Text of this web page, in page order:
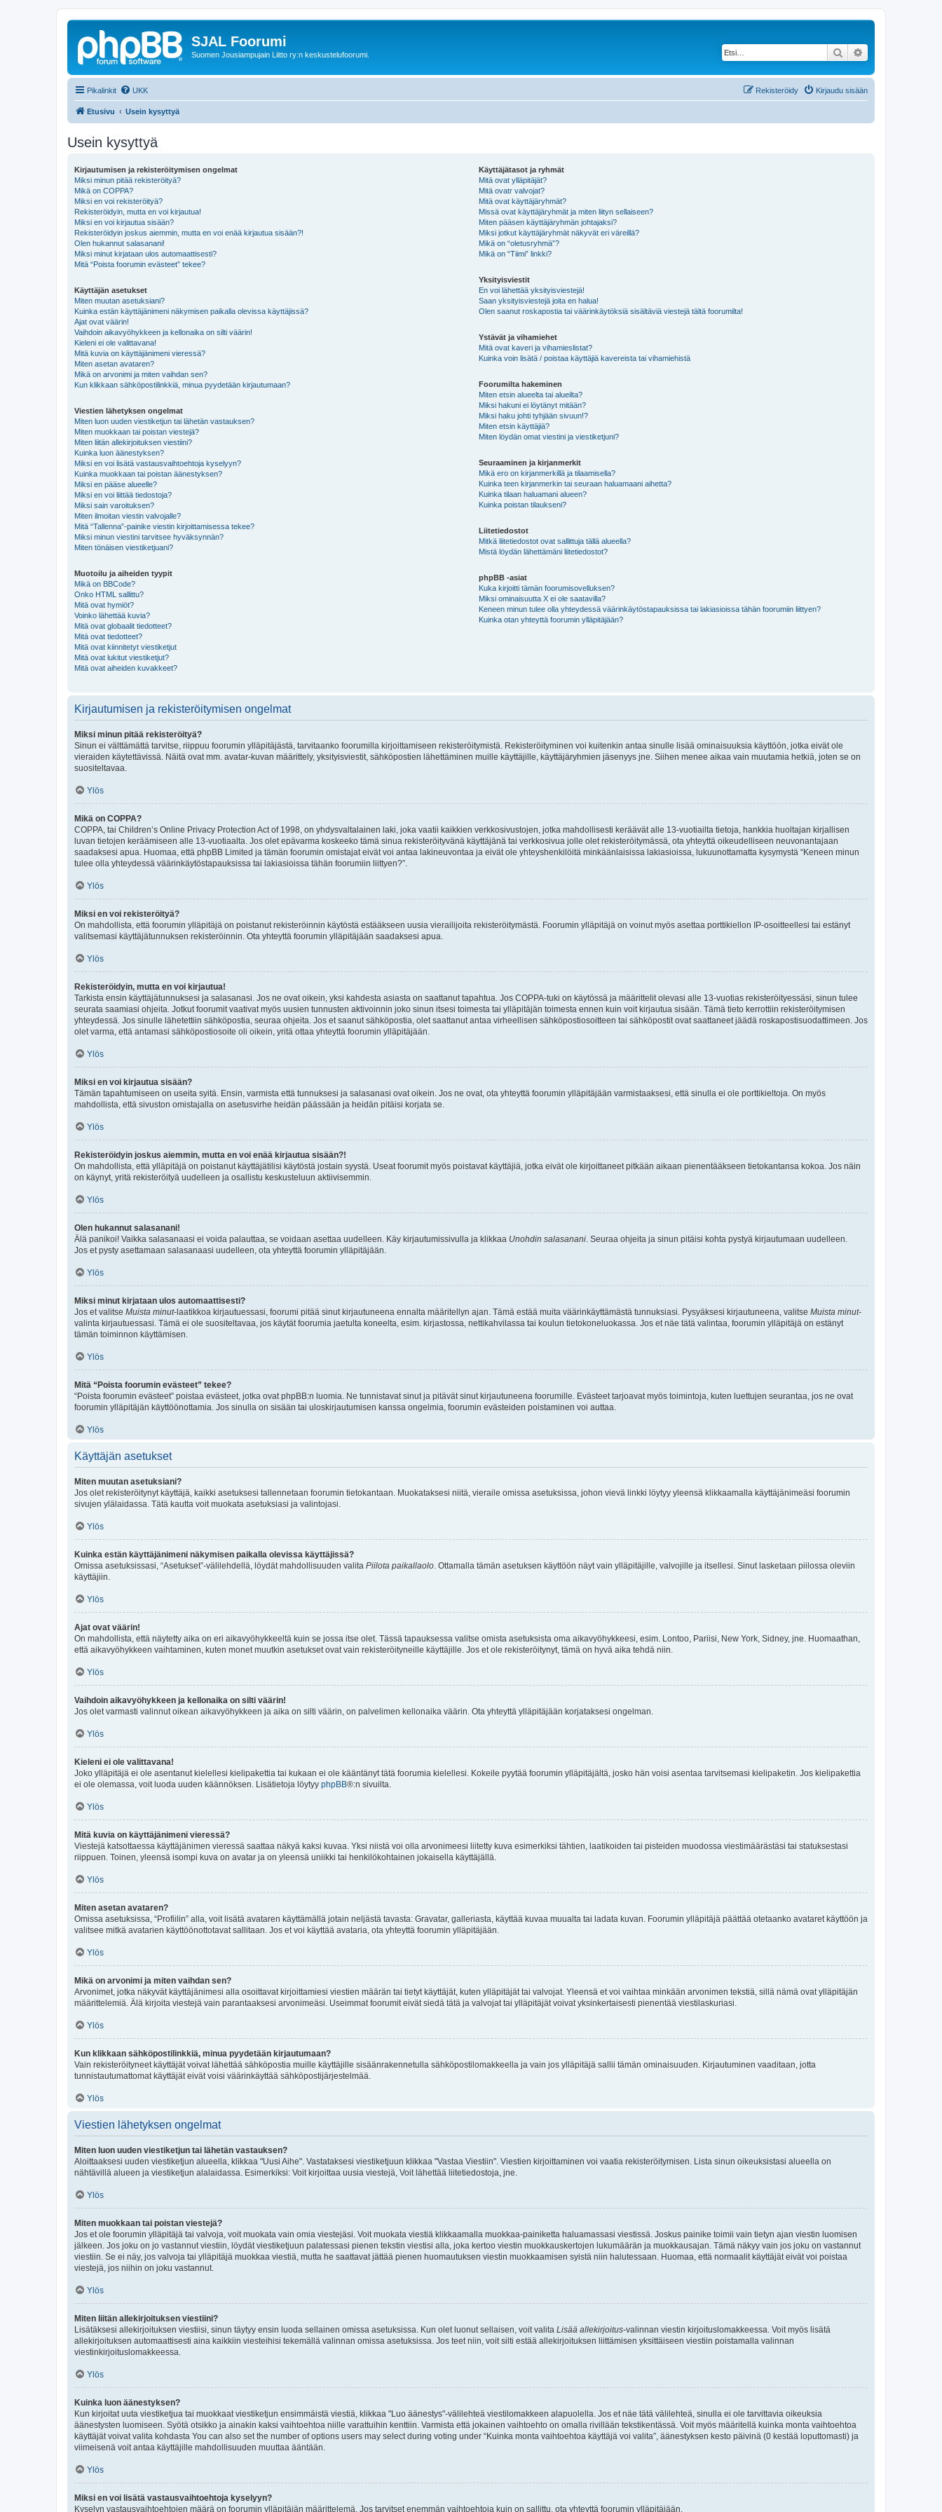
SJAL Foorumi
Suomen Jousiampujain Liitto ry:n keskustelufoorumi. Etsi
Pikalinkit UKK Kirjaudu sisään
Rekisteröidy
Etusivu Usein kysyttyä
Usein kysyttyä
Kirjautumisen ja rekisteröitymisen ongelmat
Miksi minun pitää rekisteröityä?
Mikä on COPPA?
Miksi en voi rekisteröityä?
Rekisteröidyin, mutta en voi kirjautua!
Miksi en voi kirjautua sisään?
Rekisteröidyin joskus aiemmin, mutta en voi enää kirjautua sisään?!
Olen hukannut salasanani!
Miksi minut kirjataan ulos automaattisesti?
Mitä “Poista foorumin evästeet” tekee?
Käyttäjän asetukset
Miten muutan asetuksiani?
Kuinka estän käyttäjänimeni näkymisen paikalla olevissa käyttäjissä?
Ajat ovat väärin!
Vaihdoin aikavyöhykkeen ja kellonaika on silti väärin!
Kieleni ei ole valittavana!
Mitä kuvia on käyttäjänimeni vieressä?
Miten asetan avataren?
Mikä on arvonimi ja miten vaihdan sen?
Kun klikkaan sähköpostilinkkiä, minua pyydetään kirjautumaan?
Viestien lähetyksen ongelmat
Miten luon uuden viestiketjun tai lähetän vastauksen?
Miten muokkaan tai poistan viestejä?
Miten liitän allekirjoituksen viestiini?
Kuinka luon äänestyksen?
Miksi en voi lisätä vastausvaihtoehtoja kyselyyn?
Kuinka muokkaan tai poistan äänestyksen?
Miksi en pääse alueelle?
Miksi en voi liittää tiedostoja?
Miksi sain varoituksen?
Miten ilmoitan viestin valvojalle?
Mitä “Tallenna”-painike viestin kirjoittamisessa tekee?
Miksi minun viestini tarvitsee hyväksynnän?
Miten tönäisen viestiketjuani?
Muotoilu ja aiheiden tyypit
Mikä on BBCode?
Onko HTML sallittu?
Mitä ovat hymiöt?
Voinko lähettää kuvia?
Mitä ovat globaalit tiedotteet?
Mitä ovat tiedotteet?
Mitä ovat kiinnitetyt viestiketjut
Mitä ovat lukitut viestiketjut?
Mitä ovat aiheiden kuvakkeet?
Käyttäjätasot ja ryhmät
Mitä ovat ylläpitäjät?
Mitä ovatr valvojat?
Mitä ovat käyttäjäryhmät?
Missä ovat käyttäjäryhmät ja miten liityn sellaiseen?
Miten pääsen käyttäjäryhmän johtajaksi?
Miksi jotkut käyttäjäryhmät näkyvät eri väreillä?
Mikä on “oletusryhmä”?
Mikä on “Tiimi” linkki?
Yksityisviestit
En voi lähettää yksityisviestejä!
Saan yksityisviestejä joita en halua!
Olen saanut roskapostia tai väärinkäytöksiä sisältäviä viestejä tältä foorumilta!
Ystävät ja vihamiehet
Mitä ovat kaveri ja vihamieslistat?
Kuinka voin lisätä / poistaa käyttäjiä kavereista tai vihamiehistä
Foorumilta hakeminen
Miten etsin alueelta tai alueilta?
Miksi hakuni ei löytänyt mitään?
Miksi haku johti tyhjään sivuun!?
Miten etsin käyttäjiä?
Miten löydän omat viestini ja viestiketjuni?
Seuraaminen ja kirjanmerkit
Mikä ero on kirjanmerkillä ja tilaamisella?
Kuinka teen kirjanmerkin tai seuraan haluamaani aihetta?
Kuinka tilaan haluamani alueen?
Kuinka poistan tilaukseni?
Liitetiedostot
Mitkä liitetiedostot ovat sallittuja tällä alueella?
Mistä löydän lähettämäni liitetiedostot?
phpBB -asiat
Kuka kirjoitti tämän foorumisovelluksen?
Miksi ominaisuutta X ei ole saatavilla?
Keneen minun tulee olla yhteydessä väärinkäytöstapauksissa tai lakiasioissa tähän foorumiin liittyen?
Kuinka otan yhteyttä foorumin ylläpitäjään?
Kirjautumisen ja rekisteröitymisen ongelmat
Miksi minun pitää rekisteröityä?
Sinun ei välttämättä tarvitse, riippuu foorumin ylläpitäjästä, tarvitaanko foorumilla kirjoittamiseen rekisteröitymistä. Rekisteröityminen voi kuitenkin antaa sinulle lisää ominaisuuksia käyttöön, jotka eivät ole
vieraiden käytettävissä. Näitä ovat mm. avatar-kuvan määrittely, yksityisviestit, sähköpostien lähettäminen muille käyttäjille, käyttäjäryhmien jäsenyys jne. Siihen menee aikaa vain muutamia hetkiä, joten se on
suositeltavaa.
Ylös
Mikä on COPPA?
COPPA, tai Children’s Online Privacy Protection Act of 1998, on yhdysvaltalainen laki, joka vaatii kaikkien verkkosivustojen, jotka mahdollisesti keräävät alle 13-vuotiailta tietoja, hankkia huoltajan kirjallisen
luvan tietojen keräämiseen alle 13-vuotiaalta. Jos olet epävarma koskeeko tämä sinua rekisteröityvänä käyttäjänä tai verkkosivua jolle olet rekisteröitymässä, ota yhteyttä oikeudelliseen neuvonantajaan
saadaksesi apua. Huomaa, että phpBB Limited ja tämän foorumin omistajat eivät voi antaa lakineuvontaa ja eivät ole yhteyshenkilöitä minkäänlaisissa lakiasioissa, lukuunottamatta kysymystä “Keneen minun
tulee olla yhteydessä väärinkäytöstapauksissa tai lakiasioissa tähän foorumiin liittyen?”.
Ylös
Miksi en voi rekisteröityä?
On mahdollista, että foorumin ylläpitäjä on poistanut rekisteröinnin käytöstä estääkseen uusia vierailijoita rekisteröitymästä. Foorumin ylläpitäjä on voinut myös asettaa porttikiellon IP-osoitteellesi tai estänyt
valitsemasi käyttäjätunnuksen rekisteröinnin. Ota yhteyttä foorumin ylläpitäjään saadaksesi apua.
Ylös
Rekisteröidyin, mutta en voi kirjautua!
Tarkista ensin käyttäjätunnuksesi ja salasanasi. Jos ne ovat oikein, yksi kahdesta asiasta on saattanut tapahtua. Jos COPPA-tuki on käytössä ja määrittelit olevasi alle 13-vuotias rekisteröityessäsi, sinun tulee
seurata saamiasi ohjeita. Jotkut foorumit vaativat myös uusien tunnusten aktivoinnin joko sinun itsesi toimesta tai ylläpitäjän toimesta ennen kuin voit kirjautua sisään. Tämä tieto kerrottiin rekisteröitymisen
yhteydessä. Jos sinulle lähetettiin sähköpostia, seuraa ohjeita. Jos et saanut sähköpostia, olet saattanut antaa virheellisen sähköpostiosoitteen tai sähköpostit ovat saattaneet jäädä roskapostisuodattimeen. Jos
olet varma, että antamasi sähköpostiosoite oli oikein, yritä ottaa yhteyttä foorumin ylläpitäjään.
Ylös
Miksi en voi kirjautua sisään?
Tämän tapahtumiseen on useita syitä. Ensin, varmista että tunnuksesi ja salasanasi ovat oikein. Jos ne ovat, ota yhteyttä foorumin ylläpitäjään varmistaaksesi, että sinulla ei ole porttikieltoja. On myös
mahdollista, että sivuston omistajalla on asetusvirhe heidän päässään ja heidän pitäisi korjata se.
Ylös
Rekisteröidyin joskus aiemmin, mutta en voi enää kirjautua sisään?!
On mahdollista, että ylläpitäjä on poistanut käyttäjätilisi käytöstä jostain syystä. Useat foorumit myös poistavat käyttäjiä, jotka eivät ole kirjoittaneet pitkään aikaan pienentääkseen tietokantansa kokoa. Jos näin
on käynyt, yritä rekisteröityä uudelleen ja osallistu keskusteluun aktiivisemmin.
Ylös
Olen hukannut salasanani!
Älä panikoi! Vaikka salasanaasi ei voida palauttaa, se voidaan asettaa uudelleen. Käy kirjautumissivulla ja klikkaa Unohdin salasanani . Seuraa ohjeita ja sinun pitäisi kohta pystyä kirjautumaan uudelleen.
Jos et pysty asettamaan salasanaasi uudelleen, ota yhteyttä foorumin ylläpitäjään.
Ylös
Miksi minut kirjataan ulos automaattisesti?
Jos et valitse Muista minut-laatikkoa kirjautuessasi, foorumi pitää sinut kirjautuneena ennalta määritellyn ajan. Tämä estää muita väärinkäyttämästä tunnuksiasi. Pysyäksesi kirjautuneena, valitse Muista minut-
valinta kirjautuessasi. Tämä ei ole suositeltavaa, jos käytät foorumia jaetulta koneelta, esim. kirjastossa, nettikahvilassa tai koulun tietokoneluokassa. Jos et näe tätä valintaa, foorumin ylläpitäjä on estänyt
tämän toiminnon käyttämisen.
Ylös
Mitä “Poista foorumin evästeet” tekee?
“Poista foorumin evästeet” poistaa evästeet, jotka ovat phpBB:n luomia. Ne tunnistavat sinut ja pitävät sinut kirjautuneena foorumille. Evästeet tarjoavat myös toimintoja, kuten luettujen seurantaa, jos ne ovat
foorumin ylläpitäjän käyttöönottamia. Jos sinulla on sisään tai uloskirjautumisen kanssa ongelmia, foorumin evästeiden poistaminen voi auttaa.
Ylös
Käyttäjän asetukset
Miten muutan asetuksiani?
Jos olet rekisteröitynyt käyttäjä, kaikki asetuksesi tallennetaan foorumin tietokantaan. Muokataksesi niitä, vieraile omissa asetuksissa, johon vievä linkki löytyy yleensä klikkaamalla käyttäjänimeäsi foorumin
sivujen ylälaidassa. Tätä kautta voit muokata asetuksiasi ja valintojasi.
Ylös
Kuinka estän käyttäjänimeni näkymisen paikalla olevissa käyttäjissä?
Omissa asetuksissasi, “Asetukset”-välilehdellä, löydät mahdollisuuden valita Piilota paikallaolo . Ottamalla tämän asetuksen käyttöön näyt vain ylläpitäjille, valvojille ja itsellesi. Sinut lasketaan piilossa oleviin
käyttäjiin.
Ylös
Ajat ovat väärin!
On mahdollista, että näytetty aika on eri aikavyöhykkeeltä kuin se jossa itse olet. Tässä tapauksessa valitse omista asetuksista oma aikavyöhykkeesi, esim. Lontoo, Pariisi, New York, Sidney, jne. Huomaathan,
että aikavyöhykkeen vaihtaminen, kuten monet muutkin asetukset ovat vain rekisteröityneille käyttäjille. Jos et ole rekisteröitynyt, tämä on hyvä aika tehdä niin.
Ylös
Vaihdoin aikavyöhykkeen ja kellonaika on silti väärin!
Jos olet varmasti valinnut oikean aikavyöhykkeen ja aika on silti väärin, on palvelimen kellonaika väärin. Ota yhteyttä ylläpitäjään korjataksesi ongelman.
Ylös
Kieleni ei ole valittavana!
Joko ylläpitäjä ei ole asentanut kielellesi kielipakettia tai kukaan ei ole kääntänyt tätä foorumia kielellesi. Kokeile pyytää foorumin ylläpitäjältä, josko hän voisi asentaa tarvitsemasi kielipaketin. Jos kielipakettia
ei ole olemassa, voit luoda uuden käännöksen. Lisätietoja löytyy phpBB®:n sivuilta.
Ylös
Mitä kuvia on käyttäjänimeni vieressä?
Viestejä katsottaessa käyttäjänimen vieressä saattaa näkyä kaksi kuvaa. Yksi niistä voi olla arvonimeesi liitetty kuva esimerkiksi tähtien, laatikoiden tai pisteiden muodossa viestimäärästäsi tai statuksestasi
riippuen. Toinen, yleensä isompi kuva on avatar ja on yleensä uniikki tai henkilökohtainen jokaisella käyttäjällä.
Ylös
Miten asetan avataren?
Omissa asetuksissa, “Profiilin” alla, voit lisätä avataren käyttämällä jotain neljästä tavasta: Gravatar, galleriasta, käyttää kuvaa muualta tai ladata kuvan. Foorumin ylläpitäjä päättää otetaanko avataret käyttöön ja
valitsee mitkä avatarien käyttöönottotavat sallitaan. Jos et voi käyttää avataria, ota yhteyttä foorumin ylläpitäjään.
Ylös
Mikä on arvonimi ja miten vaihdan sen?
Arvonimet, jotka näkyvät käyttäjänimesi alla osoittavat kirjoittamiesi viestien määrän tai tietyt käyttäjät, kuten ylläpitäjät tai valvojat. Yleensä et voi vaihtaa minkään arvonimen tekstiä, sillä nämä ovat ylläpitäjän
määrittelemiä. Älä kirjoita viestejä vain parantaaksesi arvonimeäsi. Useimmat foorumit eivät siedä tätä ja valvojat tai ylläpitäjät voivat yksinkertaisesti pienentää viestilaskuriasi.
Ylös
Kun klikkaan sähköpostilinkkiä, minua pyydetään kirjautumaan?
Vain rekisteröityneet käyttäjät voivat lähettää sähköpostia muille käyttäjille sisäänrakennetulla sähköpostilomakkeella ja vain jos ylläpitäjä sallii tämän ominaisuuden. Kirjautuminen vaaditaan, jotta
tunnistautumattomat käyttäjät eivät voisi väärinkäyttää sähköpostijärjestelmää.
Ylös
Viestien lähetyksen ongelmat
Miten luon uuden viestiketjun tai lähetän vastauksen?
Aloittaaksesi uuden viestiketjun alueella, klikkaa "Uusi Aihe". Vastataksesi viestiketjuun klikkaa "Vastaa Viestiin". Viestien kirjoittaminen voi vaatia rekisteröitymisen. Lista sinun oikeuksistasi alueella on
nähtävillä alueen ja viestiketjun alalaidassa. Esimerkiksi: Voit kirjoittaa uusia viestejä, Voit lähettää liitetiedostoja, jne.
Ylös
Miten muokkaan tai poistan viestejä?
Jos et ole foorumin ylläpitäjä tai valvoja, voit muokata vain omia viestejäsi. Voit muokata viestiä klikkaamalla muokkaa-painiketta haluamassasi viestissä. Joskus painike toimii vain tietyn ajan viestin luomisen
jälkeen. Jos joku on jo vastannut viestiin, löydät viestiketjuun palatessasi pienen tekstin viestisi alla, joka kertoo viestin muokkauskertojen lukumäärän ja muokkausajan. Tämä näkyy vain jos joku on vastannut
viestiin. Se ei näy, jos valvoja tai ylläpitäjä muokkaa viestiä, mutta he saattavat jättää pienen huomautuksen viestin muokkaamisen syistä niin halutessaan. Huomaa, että normaalit käyttäjät eivät voi poistaa
viestejä, jos niihin on joku vastannut.
Ylös
Miten liitän allekirjoituksen viestiini?
Lisätäksesi allekirjoituksen viestiisi, sinun täytyy ensin luoda sellainen omissa asetuksissa. Kun olet luonut sellaisen, voit valita Lisää allekirjoitus-valinnan viestin kirjoituslomakkeessa. Voit myös lisätä
allekirjoituksen automaattisesti aina kaikkiin viesteihisi tekemällä valinnan omissa asetuksissa. Jos teet niin, voit silti estää allekirjoituksen liittämisen yksittäiseen viestiin poistamalla valinnan
viestinkirjoituslomakkeessa.
Ylös
Kuinka luon äänestyksen?
Kun kirjoitat uuta viestiketjua tai muokkaat viestiketjun ensimmäistä viestiä, klikkaa "Luo äänestys"-välilehteä viestilomakkeen alapuolella. Jos et näe tätä välilehteä, sinulla ei ole tarvittavia oikeuksia
äänestysten luomiseen. Syötä otsikko ja ainakin kaksi vaihtoehtoa niille varattuihin kenttiin. Varmista että jokainen vaihtoehto on omalla rivillään tekstikentässä. Voit myös määritellä kuinka monta vaihtoehtoa
käyttäjät voivat valita kohdasta You can also set the number of options users may select during voting under “Kuinka monta vaihtoehtoa käyttäjä voi valita”, äänestyksen kesto päivinä (0 kestää loputtomasti) ja
viimeisenä voit antaa käyttäjille mahdollisuuden muuttaa ääntään.
Ylös
Miksi en voi lisätä vastausvaihtoehtoja kyselyyn?
Kyselyn vastausvaihtoehtojen määrä on foorumin ylläpitäjän määrittelemä. Jos tarvitset enemmän vaihtoehtoja kuin on sallittu, ota yhteyttä foorumin ylläpitäjään.